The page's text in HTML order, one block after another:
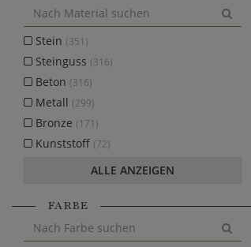
Stein (351)
Steinguss (316)
Beton (316)
Metall (299)
Bronze (171)
Kunststoff (72)
ALLE ANZEIGEN
FARBE